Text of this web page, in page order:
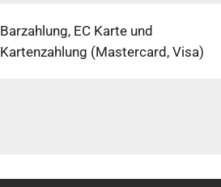
Barzahlung, EC Karte und
Kartenzahlung (Mastercard, Visa)